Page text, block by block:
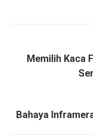
navigation
Memilih Kaca
Bahaya